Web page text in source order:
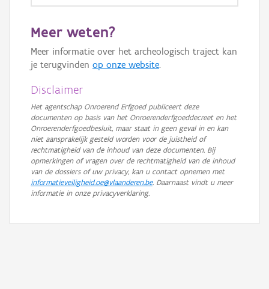
GRB-Basiskaart
GRB-Basiskaart in grijswaarden
Meer weten?
Meer informatie over het archeologisch traject kan
je terugvinden op onze website.
Disclaimer
Het agentschap Onroerend Erfgoed publiceert deze
documenten op basis van het Onroerenderfgoeddecreet en het
Onroerenderfgoedbesluit, maar staat in geen geval in en kan
niet aansprakelijk gesteld worden voor de juistheid of
rechtmatigheid van de inhoud van deze documenten. Bij
opmerkingen of vragen over de rechtmatigheid van de inhoud
van de dossiers of uw privacy, kan u contact opnemen met
informatieveiligheid.oe@vlaanderen.be. Daarnaast vindt u meer
informatie in onze privacyverklaring.